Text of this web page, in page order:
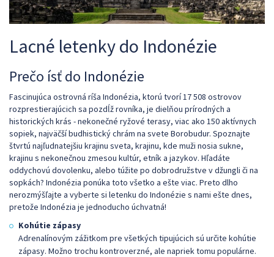
Lacné letenky do Indonézie
Prečo ísť do Indonézie
Fascinujúca ostrovná ríša Indonézia, ktorú tvorí 17 508 ostrovov
rozprestierajúcich sa pozdĺž rovníka, je dielňou prírodných a
historických krás - nekonečné ryžové terasy, viac ako 150 aktívnych
sopiek, najväčší budhistický chrám na svete Borobudur. Spoznajte
štvrtú najľudnatejšiu krajinu sveta, krajinu, kde muži nosia sukne,
krajinu s nekonečnou zmesou kultúr, etník a jazykov. Hľadáte
oddychovú dovolenku, alebo túžite po dobrodružstve v džungli či na
sopkách? Indonézia ponúka toto všetko a ešte viac. Preto dlho
nerozmýšľajte a vyberte si letenku do Indonézie s nami ešte dnes,
pretože Indonézia je jednoducho úchvatná!
Kohútie zápasy
Adrenalínovým zážitkom pre všetkých tipujúcich sú určite kohútie
zápasy. Možno trochu kontroverzné, ale napriek tomu populárne.